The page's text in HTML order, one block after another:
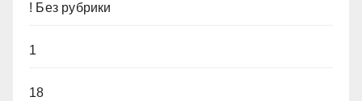
! Без рубрики
1
18